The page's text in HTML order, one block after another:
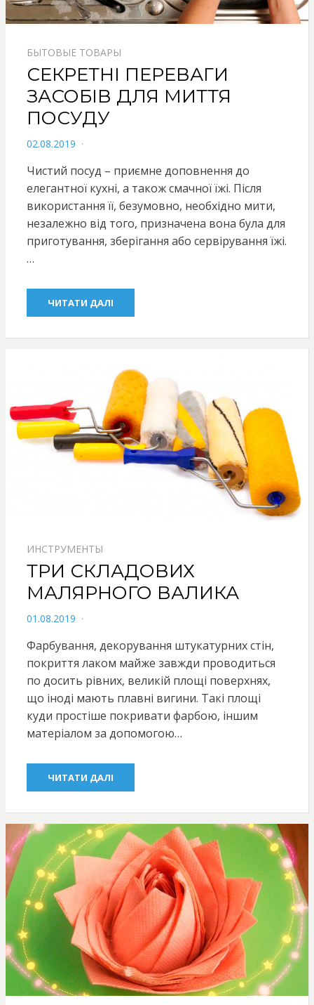
БЫТОВЫЕ ТОВАРЫ
СЕКРЕТНІ ПЕРЕВАГИ
ЗАСОБІВ ДЛЯ МИТТЯ
ПОСУДУ
POSTED
02.08.2019
Чистий посуд – приємне доповнення до
елегантної кухні, а також смачної їжі. Після
використання її, безумовно, необхідно мити,
незалежно від того, призначена вона була для
приготування, зберігання або сервірування їжі.
…
ЧИТАТИ ДАЛІ
ИНСТРУМЕНТЫ
ТРИ СКЛАДОВИХ
МАЛЯРНОГО ВАЛИКА
POSTED
01.08.2019
Фарбування, декорування штукатурних стін,
покриття лаком майже завжди проводиться
по досить рівних, великій площі поверхнях,
що іноді мають плавні вигини. Такі площі
куди простіше покривати фарбою, іншим
матеріалом за допомогою…
ЧИТАТИ ДАЛІ